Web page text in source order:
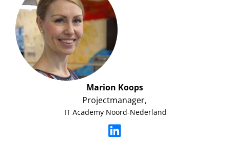
Marion Koops
Projectmanager,
IT Academy Noord-Nederland